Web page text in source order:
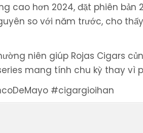
cao hơn 2024, đặt phiên
so với năm trước, cho
niên giúp Rojas Cigars
mang tính chu kỳ thay vì
#cigargioihan